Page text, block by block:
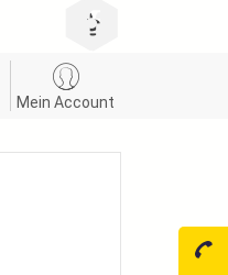
Mein Account